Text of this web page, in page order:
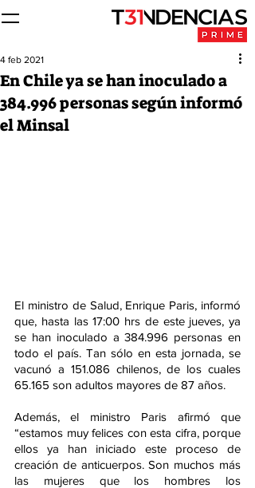
En Chile ya se han inoculado a
384.996 personas según informó
el Minsal
4 feb 2021
El ministro de Salud, Enrique Paris, informó
que, hasta las 17:00 hrs de este jueves, ya
se han inoculado a 384.996 personas en
todo el país. Tan sólo en esta jornada, se
vacunó a 151.086 chilenos, de los cuales
65.165 son adultos mayores de 87 años.
Además, el ministro Paris afirmó que
“estamos muy felices con esta cifra, porque
ellos ya han iniciado este proceso de
creación de anticuerpos. Son muchos más
las mujeres que los hombres los